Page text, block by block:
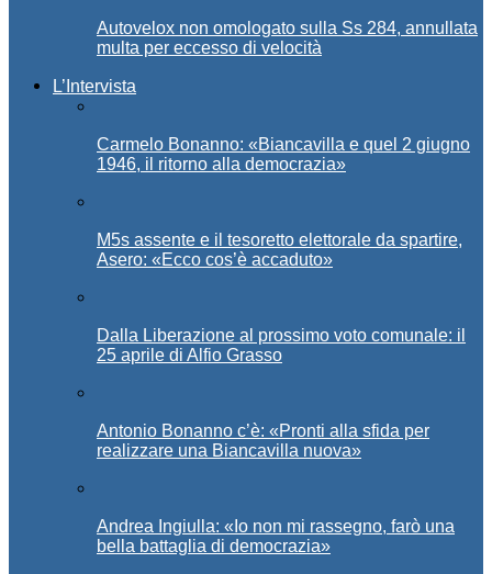
Autovelox non omologato sulla Ss 284, annullata
multa per eccesso di velocità
L’Intervista
Carmelo Bonanno: «Biancavilla e quel 2 giugno
1946, il ritorno alla democrazia»
M5s assente e il tesoretto elettorale da spartire,
Asero: «Ecco cos’è accaduto»
Dalla Liberazione al prossimo voto comunale: il
25 aprile di Alfio Grasso
Antonio Bonanno c’è: «Pronti alla sfida per
realizzare una Biancavilla nuova»
Andrea Ingiulla: «Io non mi rassegno, farò una
bella battaglia di democrazia»